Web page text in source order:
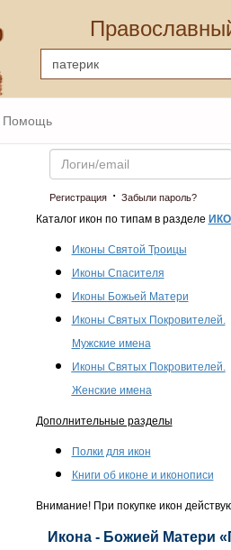
Помощь
Email
Регистрация· Забыли пароль?
Каталог икон по типам в разделе
Иконы Святой Троицы
Иконы Спасителя
Иконы Божьей Матери
Иконы Святых Покровителей.
Мужские имена
Иконы Святых Покровителей.
Женские имена
Дополнительные разделы
Полки для икон
Книги об иконе и иконописи
Внимание! При покупке икон
Икона - Божией Матери